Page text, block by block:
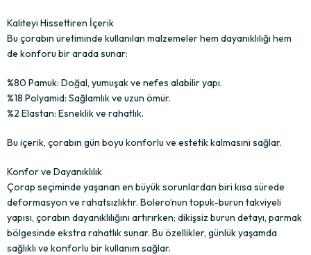
Kaliteyi Hissettiren İçerik
Bu çorabın üretiminde kullanılan malzemeler hem dayanıklılığı hem
de konforu bir arada sunar:
%80 Pamuk: Doğal, yumuşak ve nefes alabilir yapı.
%18 Polyamid: Sağlamlık ve uzun ömür.
%2 Elastan: Esneklik ve rahatlık.
Bu içerik, çorabın gün boyu konforlu ve estetik kalmasını sağlar.
Konfor ve Dayanıklılık
Çorap seçiminde yaşanan en büyük sorunlardan biri kısa sürede
deformasyon ve rahatsızlıktır. Bolero’nun topuk-burun takviyeli
yapısı, çorabın dayanıklılığını artırırken; dikişsiz burun detayı, parmak
bölgesinde ekstra rahatlık sunar. Bu özellikler, günlük yaşamda
sağlıklı ve konforlu bir kullanım sağlar.